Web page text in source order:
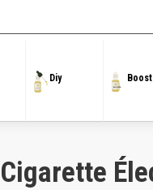
Diy
Cigarette